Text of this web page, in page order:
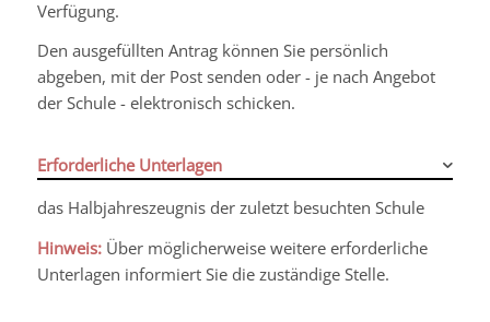
Verfügung.
Den ausgefüllten Antrag können Sie persönlich
abgeben, mit der Post senden oder - je nach Angebot
der Schule - elektronisch schicken.
Erforderliche Unterlagen
das Halbjahreszeugnis der zuletzt besuchten Schule
Hinweis:Über möglicherweise weitere erforderliche
Unterlagen informiert Sie die zuständige Stelle.